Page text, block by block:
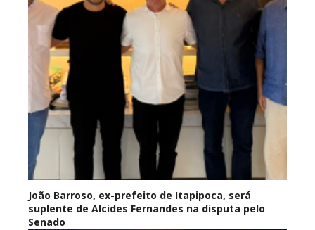
João Barroso, ex-prefeito de Itapipoca, será
suplente de Alcides Fernandes na disputa pelo
Senado